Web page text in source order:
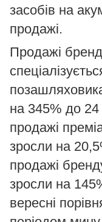
засобів на
продажі.
Продажі
на 345% до 24
продажі
зросли на
продажі
зросли на
вересні